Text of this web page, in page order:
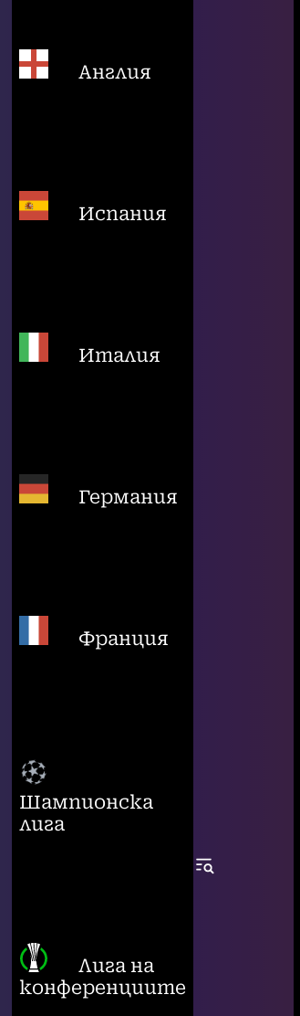
Англия
Испания
Италия
Германия
Франция
Шампионска
лига
Лига на
конференциите